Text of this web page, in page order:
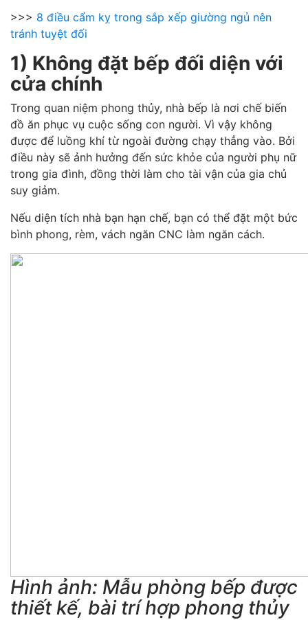
>>> 8 điều cẩm kỵ trong sắp xếp giường ngủ nên
tránh tuyệt đối
1) Không đặt bếp đối diện với
cửa chính
Trong quan niệm phong thủy, nhà bếp là nơi chế biến
đồ ăn phục vụ cuộc sống con người. Vì vậy không
được để luồng khí từ ngoài đường chạy thẳng vào. Bởi
điều này sẽ ảnh hưởng đến sức khỏe của người phụ nữ
trong gia đình, đồng thời làm cho tài vận của gia chủ
suy giảm.
Nếu diện tích nhà bạn hạn chế, bạn có thể đặt một bức
bình phong, rèm, vách ngăn CNC làm ngăn cách.
Hình ảnh: Mẫu phòng bếp được
thiết kế, bài trí hợp phong thủy